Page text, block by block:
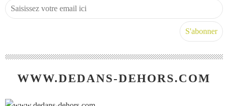
WWW.DEDANS-DEHORS.COM